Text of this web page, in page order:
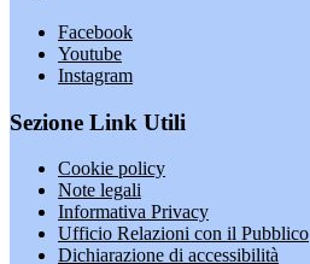
Facebook
Youtube
Instagram
Sezione Link Utili
Cookie policy
Note legali
Informativa Privacy
Ufficio Relazioni con il Pubblico
Dichiarazione di accessibilità